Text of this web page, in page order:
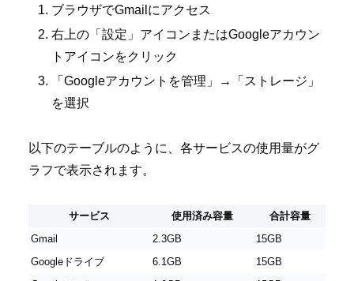
ブラウザでGmailにアクセス
右上の「設定」アイコンまたはGoogleアカウン
トアイコンをクリック
「Googleアカウントを管理」→「ストレージ」
を選択
以下のテーブルのように、各サービスの使用量がグ
ラフで表示されます。
サービス 使用済み容量
合計容量
Gmail
2.3GB
15GB
Googleドライブ
6.1GB
15GB